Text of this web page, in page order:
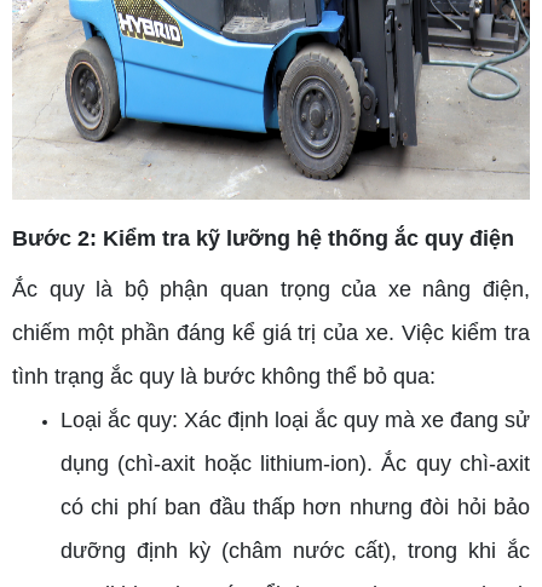
Bước 2: Kiểm tra kỹ lưỡng hệ thống ắc quy điện
Ắc quy là bộ phận quan trọng của xe nâng điện,
chiếm một phần đáng kể giá trị của xe. Việc kiểm tra
tình trạng ắc quy là bước không thể bỏ qua:
Loại ắc quy: Xác định loại ắc quy mà xe đang sử
dụng (chì-axit hoặc lithium-ion). Ắc quy chì-axit
có chi phí ban đầu thấp hơn nhưng đòi hỏi bảo
dưỡng định kỳ (châm nước cất), trong khi ắc